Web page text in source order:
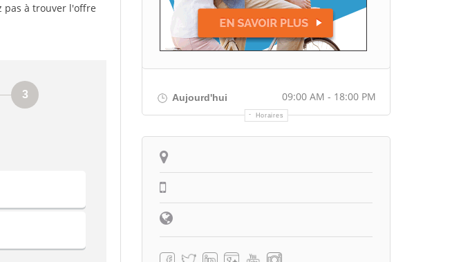
pas à trouver l'offre
Aujourd'hui 09:00 AM - 18:00 PM
Horaires